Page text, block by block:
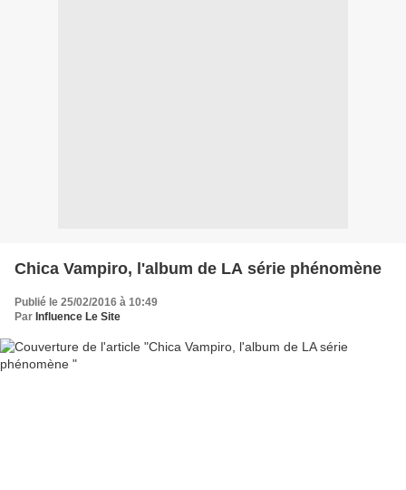
Chica Vampiro, l'album de LA série phénomène
Publié le 25/02/2016 à 10:49
Par Influence Le Site